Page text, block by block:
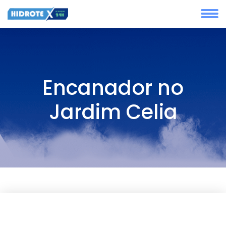
Encanador no
Jardim Celia